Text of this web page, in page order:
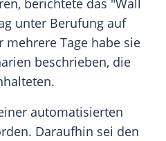
berichtete das "Wall
unter Berufung auf
Tage habe sie
beschrieben, die
automatisierten
Daraufhin sei den